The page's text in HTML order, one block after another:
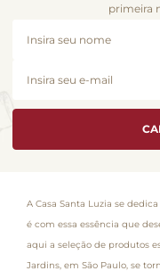
primeira
A Casa Santa Luzia se
é com essa essência que
aqui a seleção de produtos
Jardins, em São Paulo, se